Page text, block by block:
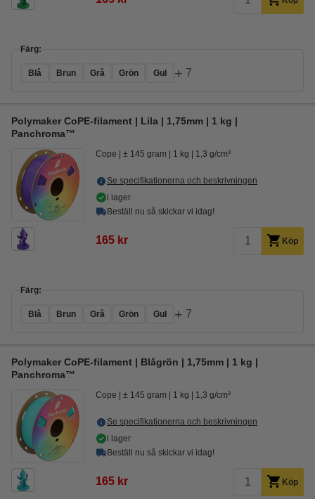
Färg:
Blå Brun Grå Grön Gul + 7
Polymaker CoPE-filament | Lila | 1,75mm | 1 kg |
Panchroma™
Cope ± 145 gram 1 kg 1,3 g/cm³
Se specifikationerna och beskrivningen
i lager
Beställ nu så skickar vi idag!
165 kr Köp
Färg:
Blå Brun Grå Grön Gul + 7
Polymaker CoPE-filament | Blågrön | 1,75mm | 1 kg |
Panchroma™
Cope ± 145 gram 1 kg 1,3 g/cm³
Se specifikationerna och beskrivningen
i lager
Beställ nu så skickar vi idag!
165 kr Köp